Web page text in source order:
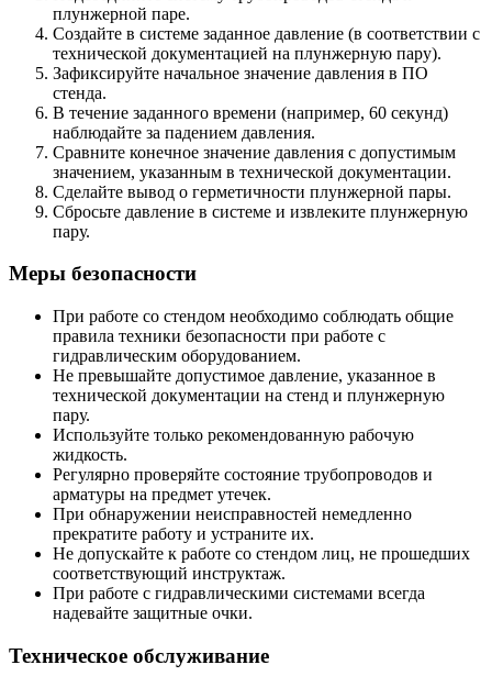
плунжерной паре.
Создайте в системе заданное давление (в соответствии с
технической документацией на плунжерную пару).
Зафиксируйте начальное значение давления в ПО
стенда.
В течение заданного времени (например, 60 секунд)
наблюдайте за падением давления.
Сравните конечное значение давления с допустимым
значением, указанным в технической документации.
Сделайте вывод о герметичности плунжерной пары.
Сбросьте давление в системе и извлеките плунжерную
пару.
Меры безопасности
При работе со стендом необходимо соблюдать общие
правила техники безопасности при работе с
гидравлическим оборудованием.
Не превышайте допустимое давление, указанное в
технической документации на стенд и плунжерную
пару.
Используйте только рекомендованную рабочую
жидкость.
Регулярно проверяйте состояние трубопроводов и
арматуры на предмет утечек.
При обнаружении неисправностей немедленно
прекратите работу и устраните их.
Не допускайте к работе со стендом лиц, не прошедших
соответствующий инструктаж.
При работе с гидравлическими системами всегда
надевайте защитные очки.
Техническое обслуживание